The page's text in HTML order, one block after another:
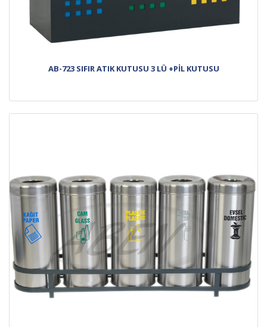
AB-723 SIFIR ATIK KUTUSU 3 LÜ +PİL KUTUSU